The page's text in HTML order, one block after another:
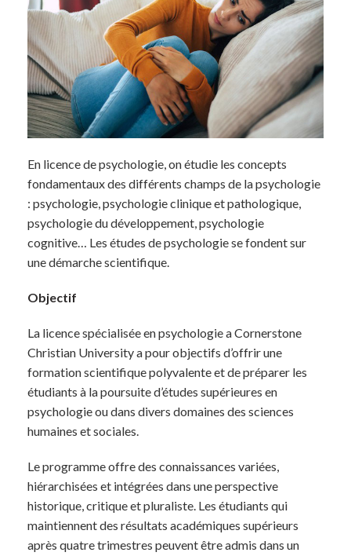
En licence de psychologie, on étudie les concepts
fondamentaux des différents champs de la psychologie
: psychologie, psychologie clinique et pathologique,
psychologie du développement, psychologie
cognitive… Les études de psychologie se fondent sur
une démarche scientifique.
Objectif
La licence spécialisée en psychologie a Cornerstone
Christian University a pour objectifs d’offrir une
formation scientifique polyvalente et de préparer les
étudiants à la poursuite d’études supérieures en
psychologie ou dans divers domaines des sciences
humaines et sociales.
Le programme offre des connaissances variées,
hiérarchisées et intégrées dans une perspective
historique, critique et pluraliste. Les étudiants qui
maintiennent des résultats académiques supérieurs
après quatre trimestres peuvent être admis dans un